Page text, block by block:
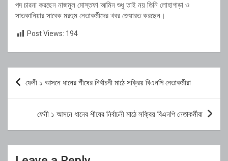
পদ চারনা করছেন নাজমুল মোস্তফা আমিন শুধু তাই নয় তিনি লোহাগাড়া ও
সাতকানিয়ার সাবেক মরহুম নেতাকর্মীদের খবর জেয়ারত করছেন।
Post Views: 194
Post
ফেনী ১ আসনে ধানের শীষের নির্বাচনী মাঠে সক্রিয় বিএনপি নেতাকর্মীরা
ফেনী ১ আসনে ধানের শীষের নির্বাচনী মাঠে সক্রিয় বিএনপি নেতাকর্মীরা